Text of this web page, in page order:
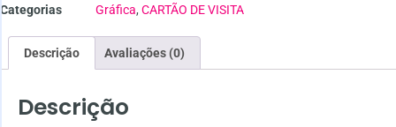
Categorias
Gráfica, CARTÃO DE VISITA
Descrição Avaliações (0)
Descrição